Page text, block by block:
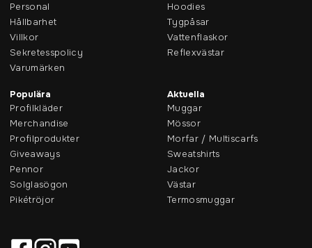
Personal
Hållbarhet
Villkor
Sekretesspolicy
Varumärken
Hoodies
Tygpåsar
Vattenflaskor
Reflexvästar
Populära
Profilkläder
Merchandise
Profilprodukter
Giveaways
Pennor
Solglasögon
Pikétröjor
Aktuella
Muggar
Mössor
Morfar / Multiscarfs
Sweatshirts
Jackor
Västar
Termosmuggar